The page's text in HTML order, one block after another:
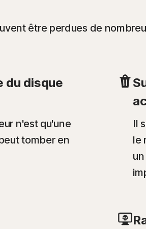
être perdues de
du disque
n'est qu'une
tomber en
Il
le